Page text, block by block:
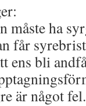
måste ha
får
ens bli
är något fel.